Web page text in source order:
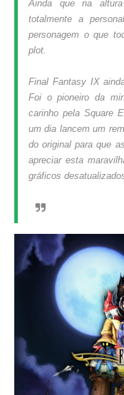
Ainda que na altura
totalmente a
personagem o que
plot.
Final Fantasy IX
Foi o pioneiro da
carinho pela Square
um dia lancem um
do original para que
apreciar esta
gráficos